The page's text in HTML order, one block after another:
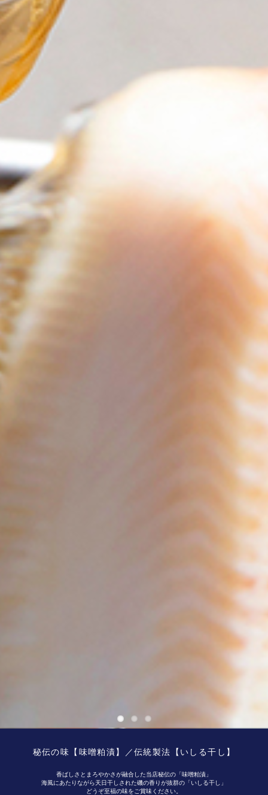
秘伝の味【味噌粕漬】／伝統製法【いしる干し】
香ばしさとまろやかさが融合した当店秘伝の「味噌粕漬」
海風にあたりながら天日干しされた磯の香りが抜群の「いしる干し」
どうぞ至福の味をご賞味ください。